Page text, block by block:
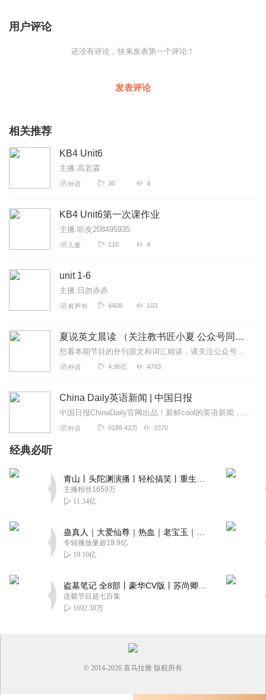
用户评论
还没有评论，快来发表第一个评论！
发表评论
相关推荐
KB4 Unit6
主播:高若霖
外语 30 4
KB4 Unit6第一次课作业
主播:听友208495935
儿童 116 4
unit 1-6
主播:日勿赤赤
有声书 4408 103
夏说英文晨读 （关注教书匠小夏 公众号同步更新）
想看本期节目的外刊原文和词汇精讲，请关注公众号【教书匠小夏】了解更多详情，可关注【友邻优课】公众号夏鹏老师，中国最大的微信端英语学习品牌“友邻优课”创始人，其首...
外语 4.96亿 4783
China Daily英语新闻 | 中国日报
中国日报ChinaDaily官网出品！新鲜cool的英语新闻，超级native的英文播报，附双语文稿。每周一到周五早7:00准时更新，关注+订阅+10字评论！...
外语 9188.43万 3370
经典必听
主播粉丝1659万
11.34亿
专辑播放量超19.9亿
19.10亿
连载节目超七百集
1692.38万
© 2014-2026 喜马拉雅 版权所有